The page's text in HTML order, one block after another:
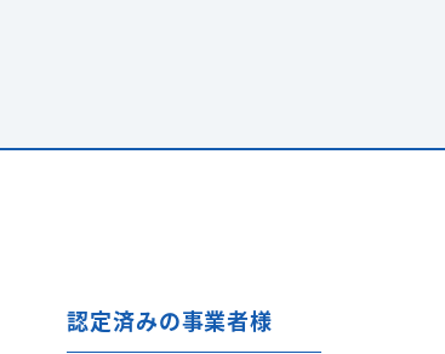
認定済みの事業者様